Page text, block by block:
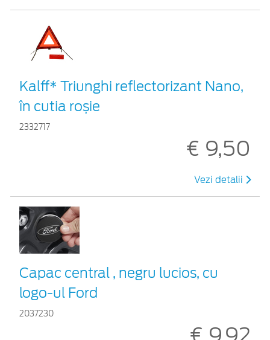
Kalff* Triunghi reflectorizant Nano,
în cutia roșie
2332717
€ 9,50
Vezi detalii
Capac central , negru lucios, cu
logo-ul Ford
2037230
€ 9,92